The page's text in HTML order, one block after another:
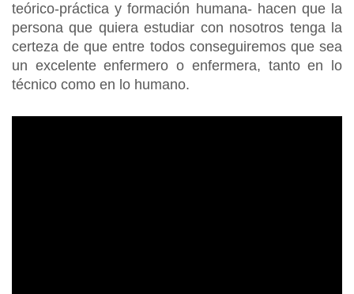
teórico-práctica y formación humana- hacen que la
persona que quiera estudiar con nosotros tenga la
certeza de que entre todos conseguiremos que sea
un excelente enfermero o enfermera, tanto en lo
técnico como en lo humano.